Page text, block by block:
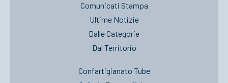
Comunicati Stampa
Ultime Notizie
Dalle Categorie
Dal Territorio
Confartigianato Tube